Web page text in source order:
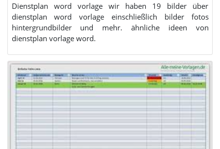
Dienstplan word vorlage wir haben 19 bilder über
dienstplan word vorlage einschließlich bilder fotos
hintergrundbilder und mehr. ähnliche ideen von
dienstplan vorlage word.